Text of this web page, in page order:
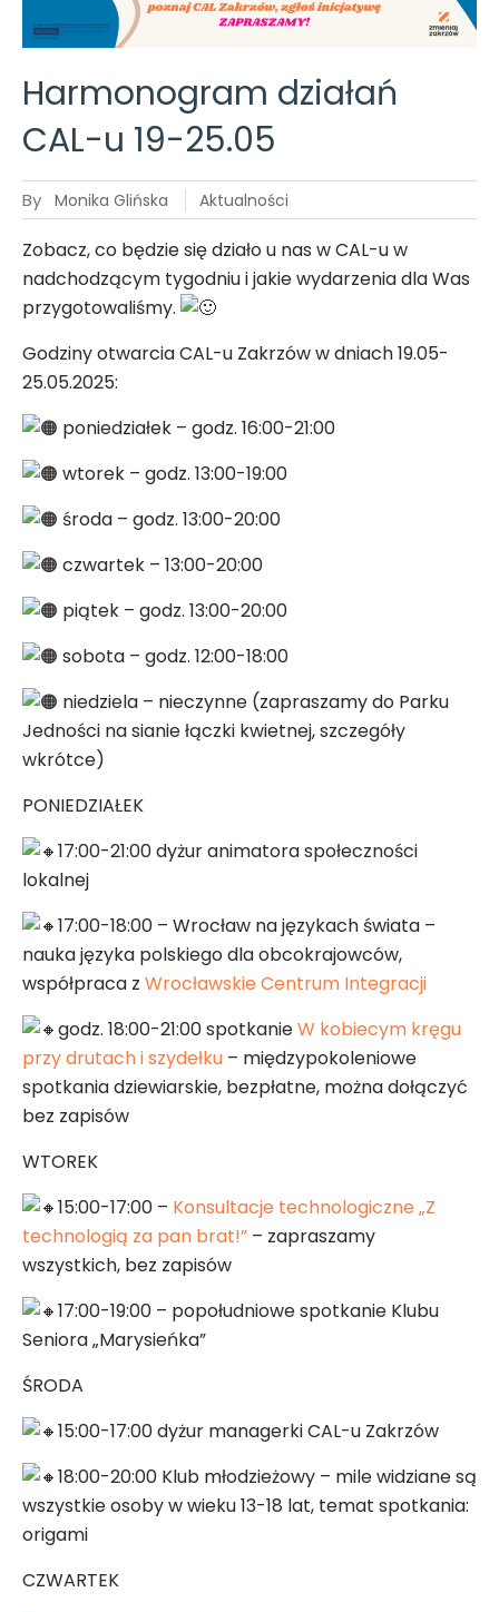
Harmonogram działań
CAL-u 19-25.05
By Monika Glińska Aktualności
Zobacz, co będzie się działo u nas w CAL-u w
nadchodzącym tygodniu i jakie wydarzenia dla Was
przygotowaliśmy.
Godziny otwarcia CAL-u Zakrzów w dniach19.05-
25.05.2025:
poniedziałek – godz. 16:00-21:00
wtorek – godz. 13:00-19:00
środa – godz. 13:00-20:00
czwartek – 13:00-20:00
piątek – godz. 13:00-20:00
sobota – godz. 12:00-18:00
niedziela – nieczynne (zapraszamy do Parku
Jedności na sianie łączki kwietnej, szczegóły
wkrótce)
PONIEDZIAŁEK
17:00-21:00 dyżur animatora społeczności
lokalnej
17:00-18:00 – Wrocław na językach świata –
nauka języka polskiego dla obcokrajowców,
współpraca z Wrocławskie Centrum Integracji
godz. 18:00-21:00 spotkanieW kobiecym kręgu
przy drutach i szydełku – międzypokoleniowe
spotkania dziewiarskie, bezpłatne, można dołączyć
bez zapisów
WTOREK
15:00-17:00 – Konsultacje technologiczne „Z
technologią za pan brat!” – zapraszamy
wszystkich, bez zapisów
17:00-19:00 – popołudniowe spotkanie Klubu
Seniora „Marysieńka”
ŚRODA
15:00-17:00 dyżur managerki CAL-u Zakrzów
18:00-20:00 Klub młodzieżowy – mile widziane są
wszystkie osoby w wieku 13-18 lat, temat spotkania:
origami
CZWARTEK
Tworzymy
– dołącz